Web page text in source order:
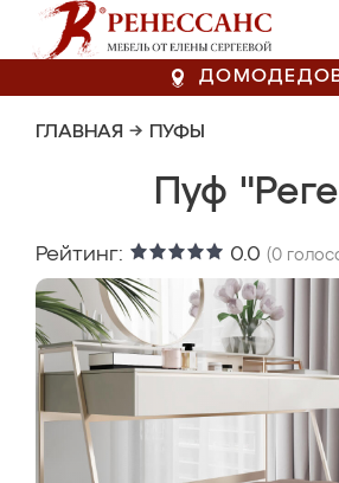
ГЛАВНАЯ → ПУФЫ
Пуф
Рейтинг: 0.0 (0